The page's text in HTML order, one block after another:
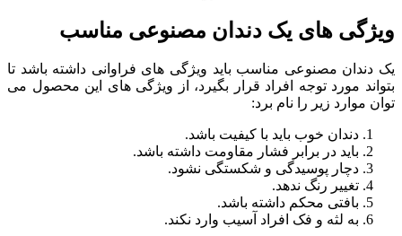
ویژگی های یک دندان مصنوعی مناسب
یک دندان مصنوعی مناسب باید ویژگی های فراوانی داشته باشد تا
بتواند مورد توجه افراد قرار بگیرد، از ویژگی های این محصول می
توان موارد زیر را نام برد:
دندان خوب باید با کیفیت باشد.
باید در برابر فشار مقاومت داشته باشد.
دچار پوسیدگی و شکستگی نشود.
تغییر رنگ ندهد.
بافتی محکم داشته باشد.
به لثه و فک افراد آسیب وارد نکند.